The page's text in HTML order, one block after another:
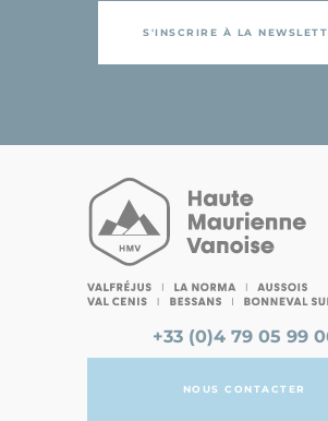
S'INSCRIRE À LA
+33 (0)4 79 05 99
NOUS CONTACTER